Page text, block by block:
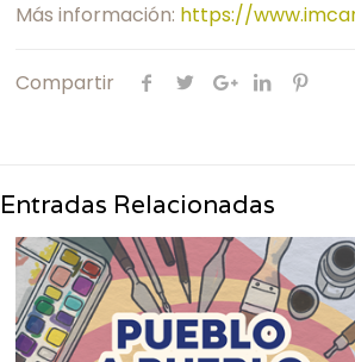
Más información: https://
Compartir
Entradas Relacionadas